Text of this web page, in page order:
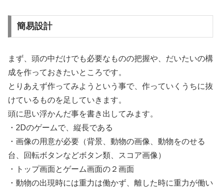
簡易設計
まず、頭の中だけでも必要なものの把握や、だいたいの構
成を作っておきたいところです。
とりあえず作ってみようという事で、作っていくうちに抜
けているものを足していきます。
頭に思い浮かんだ事を書き出してみます。
・2Dのゲームで、縦長である
・画像の用意が必要（背景、動物の画像、動物をのせる
台、回転ボタンなどボタン類、スコア画像）
・トップ画面とゲーム画面の２画面
・動物の出現時には重力は働かず、離した時に重力が働い